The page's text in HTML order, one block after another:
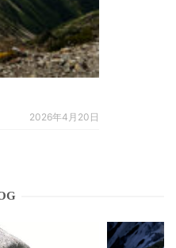
2026年4月20日